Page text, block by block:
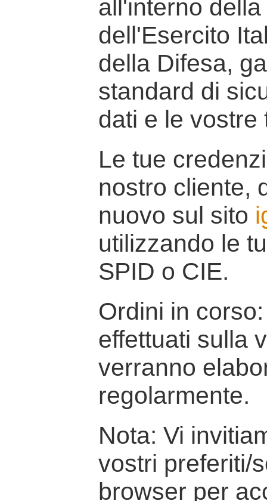
all'interno
dell'Esercito
della Difesa,
standard di
dati e le vostre
Le tue
nostro cliente,
nuovo sul sito
utilizzando le
SPID o CIE.
Ordini in
effettuati sulla
verranno
regolarmente.
Nota: Vi
vostri preferiti/
browser per